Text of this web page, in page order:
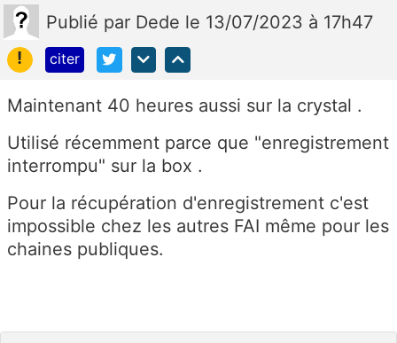
Publié par Dede le 13/07/2023 à 17h47
!
citer
Maintenant 40 heures aussi sur la crystal .
Utilisé récemment parce que "enregistrement
interrompu" sur la box .
Pour la récupération d'enregistrement c'est
impossible chez les autres FAI même pour les
chaines publiques.